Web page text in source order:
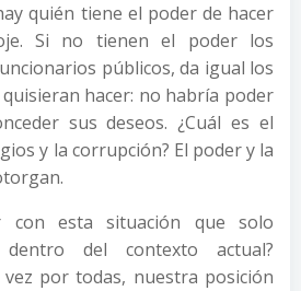
quién tiene el poder de hacer
Si no tienen el poder los
públicos, da igual los
hacer: no habría poder
sus deseos. ¿Cuál es el
y la corrupción? El poder y la
con esta situación que solo
del contexto actual?
vez por todas, nuestra posición